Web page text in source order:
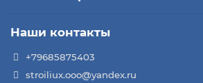
Наши контакты
+79685875403
stroiliux.ooo@yandex.ru